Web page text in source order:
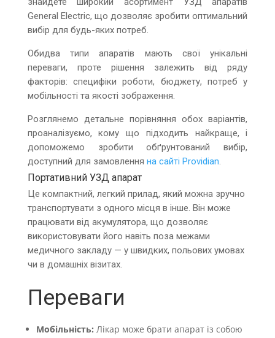
General Electric, що дозволяє зробити оптимальний
вибір для будь-яких потреб.
Обидва типи апаратів мають свої унікальні
переваги, проте рішення залежить від ряду
факторів: специфіки роботи, бюджету, потреб у
мобільності та якості зображення.
Розглянемо детальне порівняння обох варіантів,
проаналізуємо, кому що підходить найкраще, і
допоможемо зробити обґрунтований вибір,
доступний для замовлення на сайті Providian.
Портативний УЗД апарат
Це компактний, легкий прилад, який можна зручно
транспортувати з одного місця в інше. Він може
працювати від акумулятора, що дозволяє
використовувати його навіть поза межами
медичного закладу — у швидких, польових умовах
чи в домашніх візитах.
Переваги
Мобільність: Лікар може брати апарат із собою